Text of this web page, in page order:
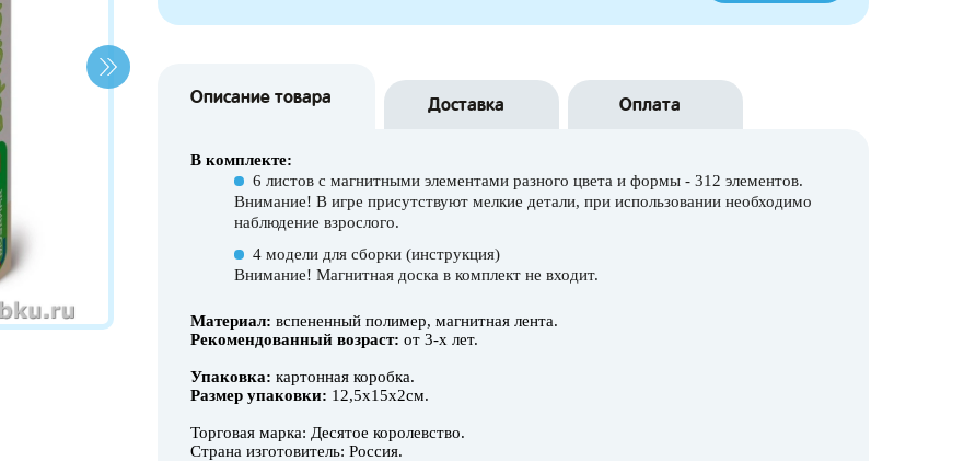
Описание товара Доставка Оплата
В комплекте:
6 листов с магнитными элементами разного цвета и формы - 312 элементов.
Внимание! В игре присутствуют мелкие детали, при использовании необходимо
наблюдение взрослого.
4 модели для сборки (инструкция)
Внимание! Магнитная доска в комплект не входит.
Материал: вспененный полимер, магнитная лента.
Рекомендованный возраст: от 3-х лет.
Упаковка: картонная коробка.
Размер упаковки: 12,5х15х2см.
Торговая марка: Десятое королевство.
Страна изготовитель: Россия.